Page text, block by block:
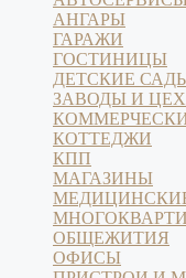
АНГАРЫ
ГАРАЖИ
ГОСТИНИЦЫ
ДЕТСКИЕ
ЗАВОДЫ И
КОТТЕДЖИ
КПП
МАГАЗИНЫ
ОБЩЕЖИТИЯ
ОФИСЫ